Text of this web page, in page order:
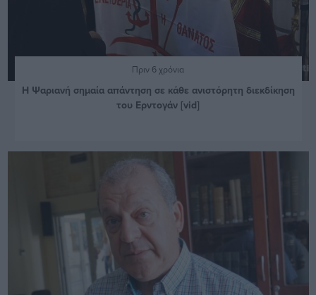
Πριν 6 χρόνια
Η Ψαριανή σημαία απάντηση σε κάθε ανιστόρητη διεκδίκηση
του Ερντογάν [vid]